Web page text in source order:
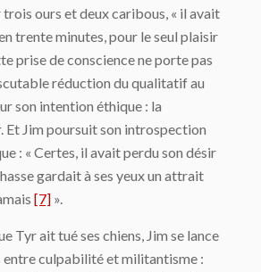
ours et deux caribous, « il avait
trente minutes, pour le seul plaisir
prise de conscience ne porte pas
réduction du qualitatif au
son intention éthique : la
Et Jim poursuit son introspection
: « Certes, il avait perdu son désir
gardait à ses yeux un attrait
[7] ».
Tyr ait tué ses chiens, Jim se lance
entre culpabilité et militantisme :